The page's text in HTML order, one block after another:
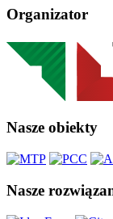
Organizator
Nasze obiekty
Nasze